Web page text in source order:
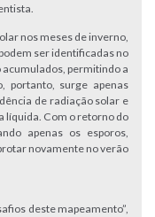
nos meses de inverno,
ser identificadas no
permitindo a
portanto, surge apenas
de radiação solar e
líquida. Com o retorno do
apenas os esporos,
novamente no verão
deste mapeamento”,